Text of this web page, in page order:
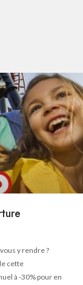
y rendre ?
cette
à -30% pour en